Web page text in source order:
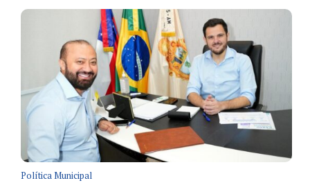
Política Municipal